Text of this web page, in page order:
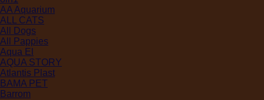
AA Aquarium
ALL CATS
All Dogs
All Pappies
Aqua El
AQUA STORY
Atlantis Plast
BAMA PET
Barrom